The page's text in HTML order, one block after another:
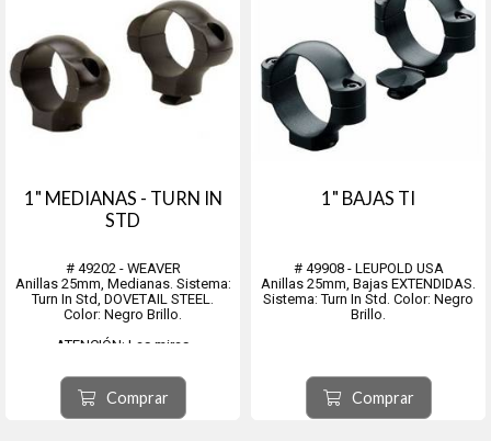
1" MEDIANAS - TURN IN
STD
# 49202 - WEAVER
Anillas 25mm, Medianas. Sistema:
Turn In Std, DOVETAIL STEEL.
Color: Negro Brillo.
ATENCIÓN: Las miras
holográficas, de fibra óptica, de
láser, o similares, anillas, bases y
montajes de cualquier tipo: no
tienen cambio ni devolución. Son
Comprar
1" BAJAS TI
# 49908 - LEUPOLD USA
Anillas 25mm, Bajas EXTENDIDAS.
Sistema: Turn In Std. Color: Negro
Brillo.
Comprar